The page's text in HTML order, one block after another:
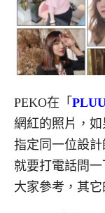
PEKO在「
網紅的照片，
指定同一位設
就要打電話問
大家參考，其它